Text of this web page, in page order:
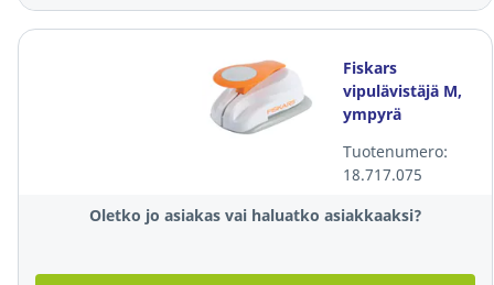
Fiskars
vipulävistäjä M,
ympyrä
Tuotenumero:
18.717.075
Oletko jo asiakas vai haluatko asiakkaaksi?